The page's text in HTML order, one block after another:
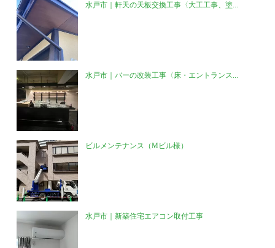
水戸市｜軒天の天板交換工事〈大工工事、塗...
水戸市｜バーの改装工事〈床・エントランス...
ビルメンテナンス（Mビル様）
水戸市｜新築住宅エアコン取付工事